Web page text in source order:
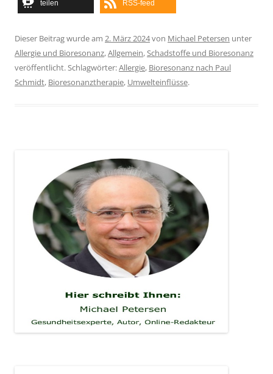
teilen RSS-feed
Dieser Beitrag wurde am 2. März 2024von Michael Petersen unter
Allergie und Bioresonanz,Allgemein,Schadstoffe und Bioresonanz
veröffentlicht. Schlagwörter:Allergie, Bioresonanz nach Paul
Schmidt, Bioresonanztherapie, Umwelteinflüsse.